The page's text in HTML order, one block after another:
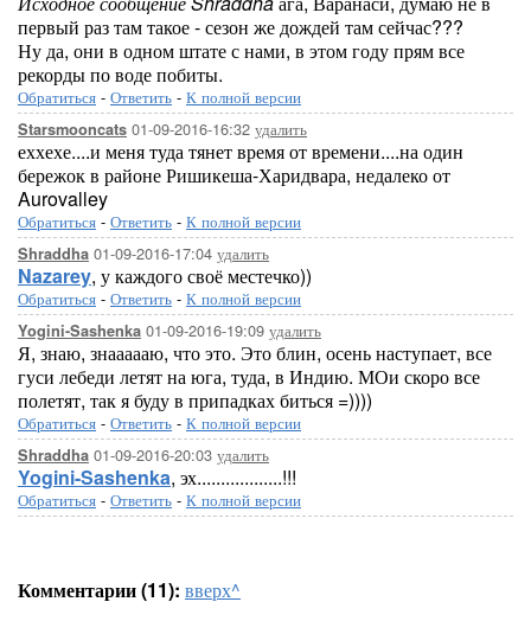
первый раз там такое - сезон же дождей там сейчас???
Ну да, они в одном штате с нами, в этом году прям все
рекорды по воде побиты.
Обратиться - Ответить - К полной версии
Starsmooncats 01-09-2016-16:32 удалить
еххехе....и меня туда тянет время от времени....на один
бережок в районе Ришикеша-Харидвара, недалеко от
Aurovalley
Обратиться - Ответить - К полной версии
Shraddha 01-09-2016-17:04 удалить
Nazarey, у каждого своё местечко))
Обратиться - Ответить - К полной версии
Yogini-Sashenka 01-09-2016-19:09 удалить
Я, знаю, знаааааю, что это. Это блин, осень наступает, все
гуси лебеди летят на юга, туда, в Индию. МОи скоро все
полетят, так я буду в припадках биться =))))
Обратиться - Ответить - К полной версии
Shraddha 01-09-2016-20:03 удалить
Yogini-Sashenka, эх..................!!!
Обратиться - Ответить - К полной версии
Комментарии (11): вверх^